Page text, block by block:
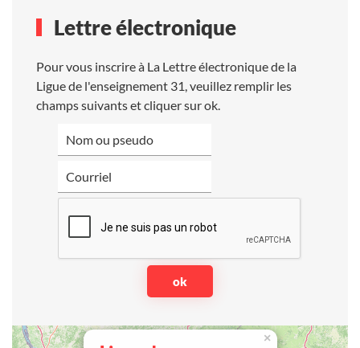
Lettre électronique
Pour vous inscrire à La Lettre électronique de la
Ligue de l'enseignement 31, veuillez remplir les
champs suivants et cliquer sur ok.
×